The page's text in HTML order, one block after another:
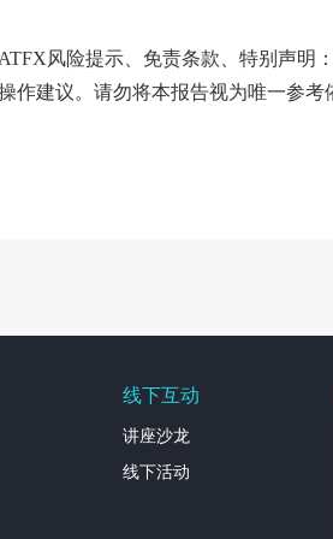
ATFX风险提示、免责条款、特别声明
作建议。请勿将本报告视为唯一参
线下互动
讲座沙龙
线下活动